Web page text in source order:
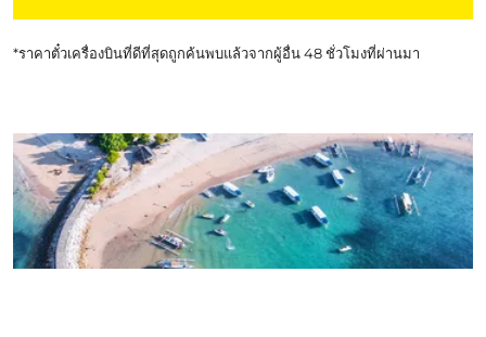
*ราคาตั๋วเครื่องบินที่ดีที่สุดถูกค้นพบแล้วจากผู้อื่น 48 ชั่วโมงที่ผ่านมา